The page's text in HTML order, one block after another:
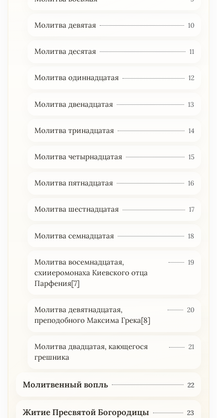
Молитва девятая 10
Молитва десятая 11
Молитва одиннадцатая 12
Молитва двенадцатая 13
Молитва тринадцатая 14
Молитва четырнадцатая 15
Молитва пятнадцатая 16
Молитва шестнадцатая 17
Молитва семнадцатая 18
Молитва восемнадцатая,
схииеромонаха Киевского отца
Парфения[7]
19
Молитва девятнадцатая,
преподобного Максима Грека[8]
20
Молитва двадцатая, кающегося
грешника
21
Молитвенный вопль 22
Житие Пресвятой Богородицы 23